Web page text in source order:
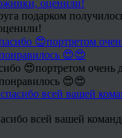
подарком
😍портретом очень
😍😍
всей вашей